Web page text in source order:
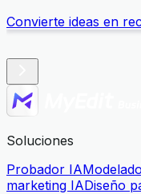
Convierte ideas en
Soluciones
Probador IA
marketing IADiseño